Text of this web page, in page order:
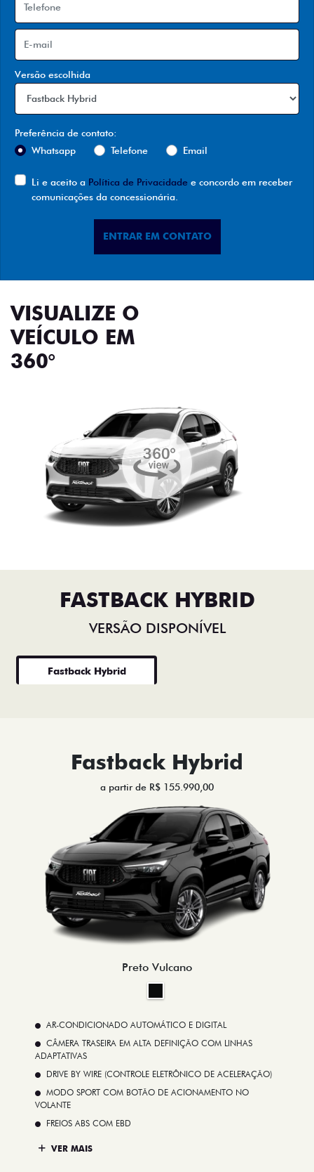
Versão escolhida
Preferência de contato:
Whatsapp
Telefone Email
Li e aceito a Política de Privacidade e concordo em receber
comunicações da concessionária.
ENTRAR EM CONTATO
VISUALIZE O
VEÍCULO EM
360°
FASTBACK HYBRID
VERSÃO DISPONÍVEL
Fastback Hybrid
Fastback Hybrid
a partir de R$ 155.990,00
Preto Vulcano
AR-CONDICIONADO AUTOMÁTICO E DIGITAL
CÂMERA TRASEIRA EM ALTA DEFINIÇÃO COM LINHAS
ADAPTATIVAS
DRIVE BY WIRE (CONTROLE ELETRÔNICO DE ACELERAÇÃO)
MODO SPORT COM BOTÃO DE ACIONAMENTO NO
VOLANTE
FREIOS ABS COM EBD
VER MAIS